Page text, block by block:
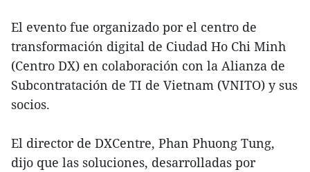
El evento fue organizado por el centro de
transformación digital de Ciudad Ho Chi Minh
(Centro DX) en colaboración con la Alianza de
Subcontratación de TI de Vietnam (VNITO) y sus
socios.
El director de DXCentre, Phan Phuong Tung,
dijo que las soluciones, desarrolladas por